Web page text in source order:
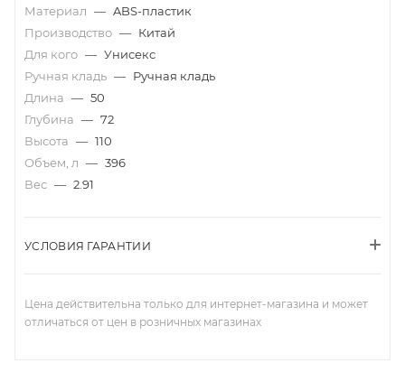
Материал — ABS-пластик
Производство — Китай
Для кого — Унисекс
Ручная кладь — Ручная кладь
Длина — 50
Глубина — 72
Высота — 110
Объем, л — 396
Вес — 2.91
УСЛОВИЯ ГАРАНТИИ
Цена действительна только для интернет-магазина и может
отличаться от цен в розничных магазинах